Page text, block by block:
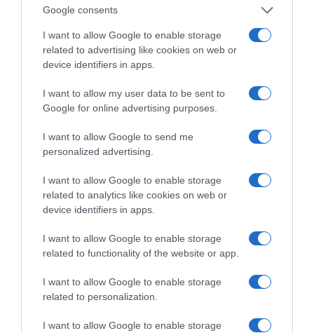
Google consents
I want to allow Google to enable storage
related to advertising like cookies on web or
device identifiers in apps.
I want to allow my user data to be sent to
Google for online advertising purposes.
I want to allow Google to send me
personalized advertising.
I want to allow Google to enable storage
related to analytics like cookies on web or
device identifiers in apps.
I want to allow Google to enable storage
related to functionality of the website or app.
I want to allow Google to enable storage
related to personalization.
I want to allow Google to enable storage
ΌΣΑ ΧΡΕΙΆΖΕΣΑΙ
Το σχέδιο του Ισραήλ για τους Κούρδους
Ε. Λιακούλη: «Το σκάνδαλο των υποκλοπών δεν
μπορεί να μείνει στο σκοτάδι ενός αρχείου»
ΤΟ ΠΑΡΟΝ: Ρυθμιστής ο Αντώνης Σαμαράς – Απειλή
για ΝΔ
Ιππασίας!
Οι «άριστοι» τελευταίοι των τελευταίων
ένα φαρμακείο διακοπών